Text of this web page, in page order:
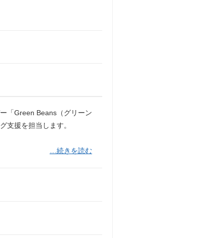
「Green Beans（グリーン
支援を担当します。
…続きを読む